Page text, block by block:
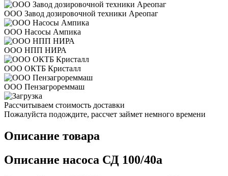
ООО Завод дозировочной техники Ареопаг
ООО Насосы Ампика
ООО НПП НИРА
ООО ОКТБ Кристалл
ООО Пензагрореммаш
Рассчитываем стоимость доставки
Пожалуйста подождите, рассчет займет немного времени
Описание товара
Описание насоса СД 100/40а